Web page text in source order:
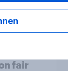
fair